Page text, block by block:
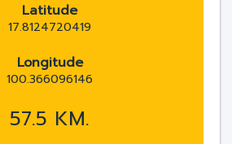
Latitude
17.8124720419
Longitude
100.366096146
57.5 KM.